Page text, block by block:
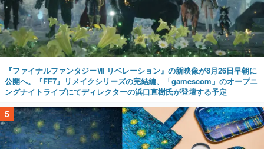
『ファイナルファンタジーⅦ リベレーション』の新映像が8月26日早朝に
公開へ。『FF7』リメイクシリーズの完結編、「gamescom」のオープニ
ングナイトライブにてディレクターの浜口直樹氏が登壇する予定
5